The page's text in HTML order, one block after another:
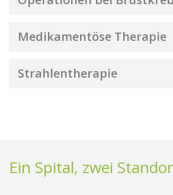
Medikamentöse Therapie
Strahlentherapie
Ein Spital, zwei